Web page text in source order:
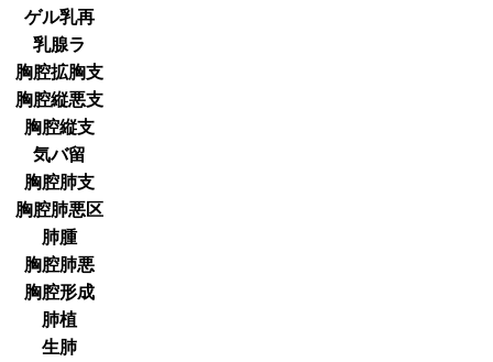
ゲル乳再
乳腺ラ
胸腔拡胸支
胸腔縦悪支
胸腔縦支
気バ留
胸腔肺支
胸腔肺悪区
肺腫
胸腔肺悪
胸腔形成
肺植
生肺